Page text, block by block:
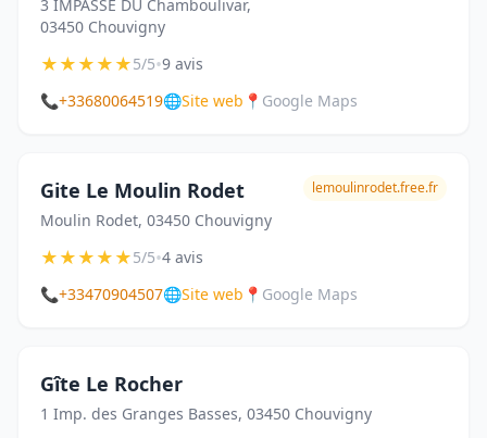
3 IMPASSE DU Chamboulivar,
03450 Chouvigny
★★★★★5/5•9 avis
📞+33680064519🌐Site web 📍 Google Maps
Gite Le Moulin Rodet
Moulin Rodet, 03450 Chouvigny
lemoulinrodet.free.fr
★★★★★5/5•4 avis
📞+33470904507🌐Site web 📍 Google Maps
Gîte Le Rocher
1 Imp. des Granges Basses, 03450 Chouvigny